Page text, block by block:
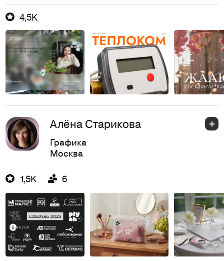
4,5K
Алёна Старикова
Графика
Москва
1,5K 6